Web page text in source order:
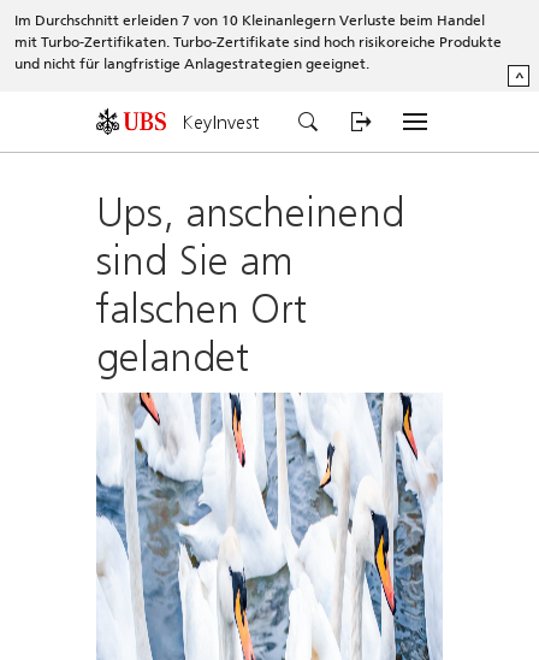
Im Durchschnitt erleiden 7 von 10 Kleinanlegern Verluste beim Handel
mit Turbo-Zertifikaten. Turbo-Zertifikate sind hoch risikoreiche Produkte
und nicht für langfristige Anlagestrategien geeignet.
^
KeyInvest
Ups, anscheinend
sind Sie am
falschen Ort
gelandet